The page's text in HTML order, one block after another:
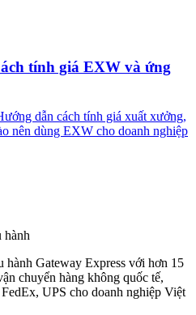
tính giá EXW và ứng
dẫn cách tính giá xuất xưởng,
nên dùng EXW cho doanh nghiệp
hành
Gateway Express với hơn 15
chuyển hàng không quốc tế,
UPS cho doanh nghiệp Việt